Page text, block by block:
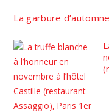
La garbure